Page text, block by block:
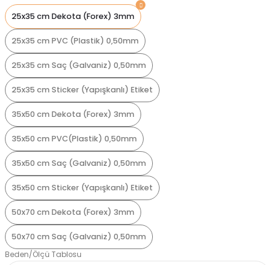
25x35 cm Dekota (Forex) 3mm
25x35 cm PVC (Plastik) 0,50mm
25x35 cm Saç (Galvaniz) 0,50mm
25x35 cm Sticker (Yapışkanlı) Etiket
35x50 cm Dekota (Forex) 3mm
35x50 cm PVC(Plastik) 0,50mm
35x50 cm Saç (Galvaniz) 0,50mm
35x50 cm Sticker (Yapışkanlı) Etiket
50x70 cm Dekota (Forex) 3mm
50x70 cm Saç (Galvaniz) 0,50mm
Beden/Ölçü Tablosu